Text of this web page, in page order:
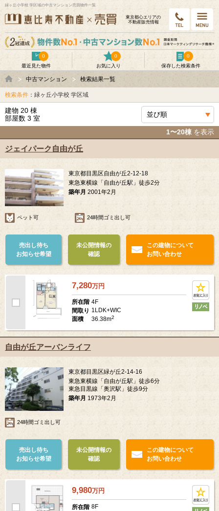
緑ヶ丘小学校 学区域の中古マンション売買物件一覧
東京都⼼エリアの
不動産販売情報
最近見た物件
0
お気に入り
0
保存した検索条件
0
中古マンション 検索結果一覧
検索条件 ：緑ヶ丘小学校 学区域
建物 20 棟
部屋数 3 室
1〜20棟 を表示
ジェイパーク自由が丘
東京都目黒区自由が丘2-12-18
東急東横線「自由が丘駅」徒歩2分
築年月 2001年2月
ペット可 24時間ゴミ出し可
売出し待ち
お知らせ希望
未公開情報の
確認
この建物について
お問い合わせ
7,280万円
所在階 4F
間取り 1LDK+WIC
面積
36.38m2
自由が丘アーバンライフ
東京都目黒区緑が丘2-14-16
東急東横線「自由が丘駅」徒歩6分
東急目黒線「奥沢駅」徒歩9分
築年月 1973年2月
24時間ゴミ出し可
売出し待ち
お知らせ希望
未公開情報の
確認
この建物について
お問い合わせ
9,980万円
所在階 8F